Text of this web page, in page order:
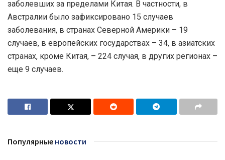
заболевших за пределами Китая. В частности, в
Австралии было зафиксировано 15 случаев
заболевания, в странах Северной Америки – 19
случаев, в европейских государствах – 34, в азиатских
странах, кроме Китая, – 224 случая, в других регионах –
еще 9 случаев.
Популярные новости